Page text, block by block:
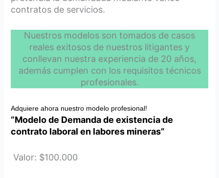
contratos de servicios.
Nuestros modelos son tomados de casos
reales exitosos de nuestros litigantes y
conllevan nuestra experiencia de 20 años,
además cumplen con los requisitos técnicos
profesionales.
Adquiere ahora nuestro modelo profesional!
“Modelo de Demanda de existencia de
contrato laboral en labores mineras”
Valor: $100.000